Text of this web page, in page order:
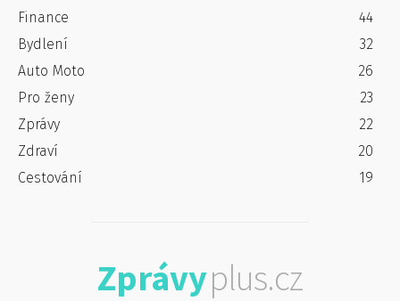
Finance
44
Bydlení
32
Auto Moto
26
Pro ženy
23
Zprávy
22
Zdraví
20
Cestování
19
Zprávyplus.cz